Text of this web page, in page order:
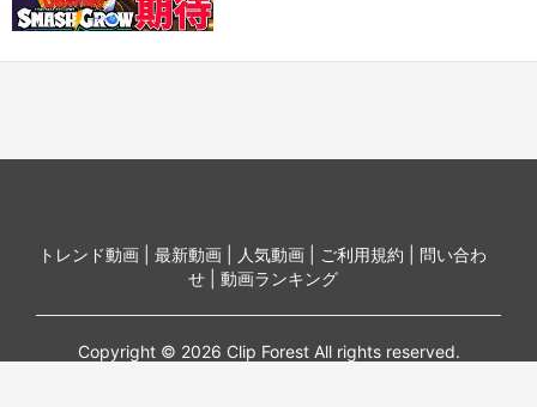
トレンド動画 | 最新動画 | 人気動画 | ご利用規約 | 問い合わ
せ | 動画ランキング
Copyright © 2026 Clip Forest All rights reserved.